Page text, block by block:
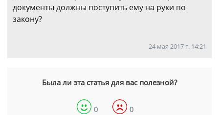
документы должны поступить ему на руки по
закону?
24 мая 2017 г. 14:21
Была ли эта статья для вас полезной?
0 0